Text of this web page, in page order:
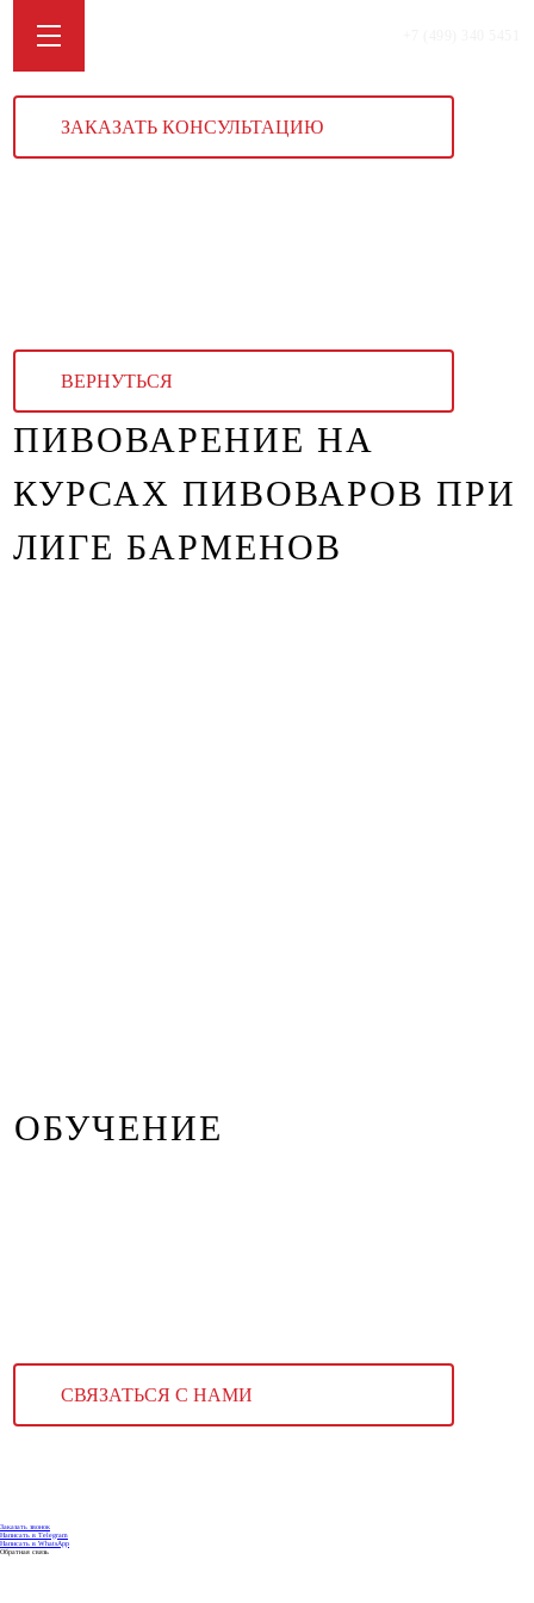
ЗАКАЗАТЬ КОНСУЛЬТАЦИЮ
ВЕРНУТЬСЯ
ПИВОВАРЕНИЕ НА
КУРСАХ ПИВОВАРОВ ПРИ
ЛИГЕ БАРМЕНОВ
ОБУЧЕНИЕ
СВЯЗАТЬСЯ С НАМИ
Заказать звонок
Написать в Telegram
Написать в WhatsApp
Обратная связь